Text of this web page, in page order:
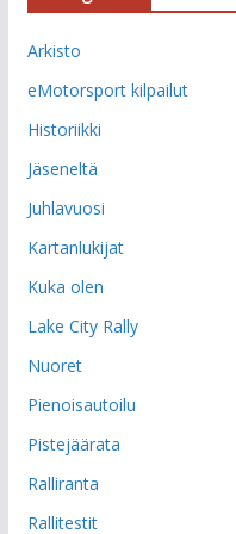
Arkisto
eMotorsport kilpailut
Historiikki
Jäseneltä
Juhlavuosi
Kartanlukijat
Kuka olen
Lake City Rally
Nuoret
Pienoisautoilu
Pistejäärata
Ralliranta
Rallitestit